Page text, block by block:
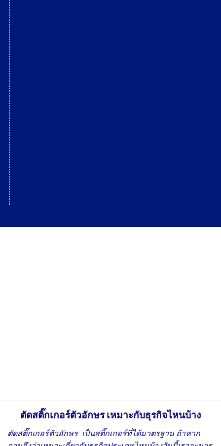
ตัดสติ๊กเกอร์ตัวอักษรเหมาะกับธุรกิจไหนบ้าง
ตัดสติ๊กเกอร์ตัวอักษร เป็นสติ๊กเกอร์ที่ได้มาตรฐาน ถ้าหาก